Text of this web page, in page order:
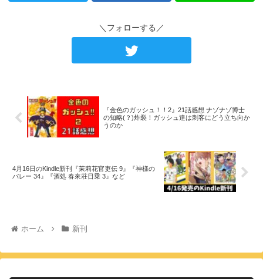
＼フォローする／
『金色のガッシュ！！2』21話感想 ナゾナゾ博士
の知略(？)炸裂！ガッシュ達は刺客にどう立ち向か
うのか
4月16日のKindle新刊『茉莉花官吏伝 9』『神様の
バレー 34』『酒処 春來荘日乗 3』など
ホーム 新刊